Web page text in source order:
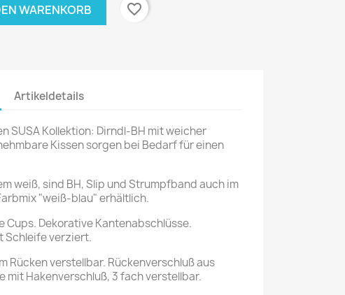
WARENKORB
favorite_border
Artikeldetails
SUSA Kollektion: Dirndl-BH mit weicher
Kissen sorgen bei Bedarf für einen
weiß, sind BH, Slip und Strumpfband auch im
"weiß-blau" erhältlich.
Dekorative Kantenabschlüsse.
Schleife verziert.
Rücken verstellbar. Rückenverschluß aus
mit Hakenverschluß, 3 fach verstellbar.